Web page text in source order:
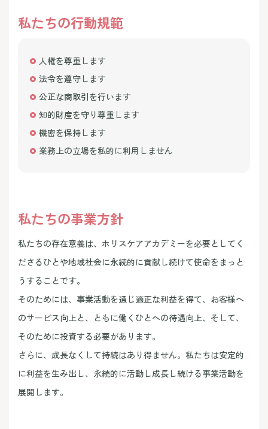
私たちの行動規範
人権を尊重します
法令を遵守します
公正な商取引を行います
知的財産を守り尊重します
機密を保持します
業務上の立場を私的に利用しません
私たちの事業方針
私たちの存在意義は、ホリスケアアカデミーを必要としてく
ださるひとや地域社会に永続的に貢献し続けて使命をまっと
うすることです。
そのためには、事業活動を通じ適正な利益を得て、お客様へ
のサービス向上と、ともに働くひとへの待遇向上、そして、
そのために投資する必要があります。
さらに、成長なくして持続はあり得ません。私たちは安定的
に利益を生み出し、永続的に活動し成長し続ける事業活動を
展開します。